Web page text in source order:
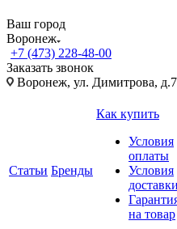
Ваш город
Воронеж
+7 (473) 228-48-00
Заказать звонок
Воронеж, ул. Димитрова,
Статьи Бренды
Как купить
Условия
оплаты
Условия
доставки
на товар